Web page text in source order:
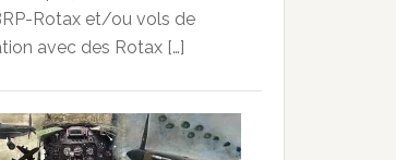
Rotax et/ou vols de
avec des Rotax […]